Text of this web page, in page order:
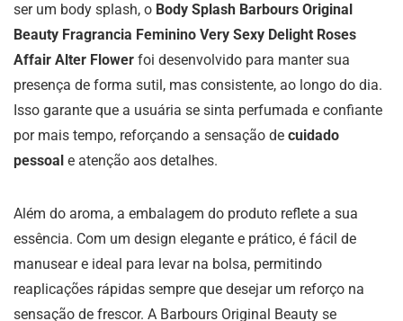
ser um body splash, o Body Splash Barbours Original
Beauty Fragrancia Feminino Very Sexy Delight Roses
Affair Alter Flower foi desenvolvido para manter sua
presença de forma sutil, mas consistente, ao longo do dia.
Isso garante que a usuária se sinta perfumada e confiante
por mais tempo, reforçando a sensação de cuidado
pessoal e atenção aos detalhes.
Além do aroma, a embalagem do produto reflete a sua
essência. Com um design elegante e prático, é fácil de
manusear e ideal para levar na bolsa, permitindo
reaplicações rápidas sempre que desejar um reforço na
sensação de frescor. A Barbours Original Beauty se